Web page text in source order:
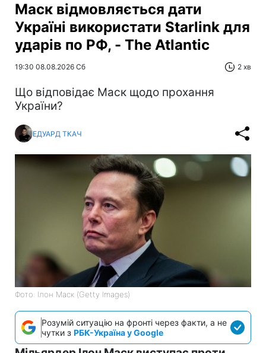
Маск відмовляється дати
Україні використати Starlink для
ударів по РФ, - The Atlantic
19:30 08.08.2026 Сб 2 хв
Що відповідає Маск щодо прохання
України?
ЕДУАРД ТКАЧ
Фото: Ілон Маск (Getty Images)
Розумій ситуацію на фронті через факти, а не
чутки з РБК-Україна у Google